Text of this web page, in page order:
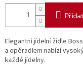
Elegantní jídelní židle
a opěradlem nabízí
každé jídelny.